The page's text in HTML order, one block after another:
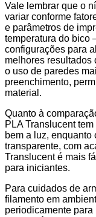
Vale lembrar que o
variar conforme
e parâmetros de
temperatura do bico
configurações para
melhores resultados
o uso de paredes
preenchimento,
material.
Quanto à
PLA Translucent
bem a luz, enquanto
transparente, com
Translucent é mais
para iniciantes.
Para cuidados de
filamento em
periodicamente